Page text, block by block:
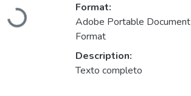
Loading...
Format:
Adobe Portable Document
Format
Description:
Texto completo